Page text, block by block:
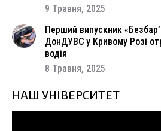
9 Травня, 2025
Перший випускник
ДонДУВС у Кривому Розі
водія
8 Травня, 2025
НАШ УНІВЕРСИТЕТ